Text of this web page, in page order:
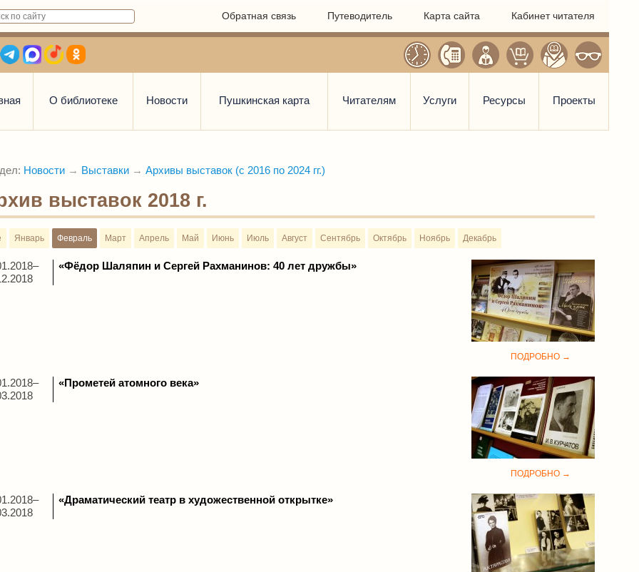
Обратная связь Путеводитель Карта сайта Кабинет читателя
О библиотеке Новости Пушкинская карта Читателям Услуги Ресурсы Проекты
Новости → Выставки → Архивы выставок (с 2016 по 2024 гг.)
выставок 2018 г.
Январь Февраль Март Апрель Май Июнь Июль Август Сентябрь Октябрь Ноябрь Декабрь
«Фёдор Шаляпин и Сергей Рахманинов: 40 лет дружбы»
ПОДРОБНО →
«Прометей атомного века»
ПОДРОБНО →
«Драматический театр в художественной открытке»